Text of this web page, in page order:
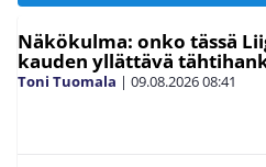
Näkökulma: onko tässä
kauden yllättävä
Toni Tuomala | 09.08.202608:41